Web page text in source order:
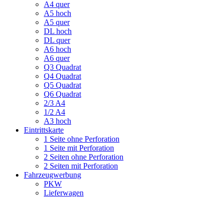
A4 quer
A5 hoch
A5 quer
DL hoch
DL quer
A6 hoch
A6 quer
Q3 Quadrat
Q4 Quadrat
Q5 Quadrat
Q6 Quadrat
2/3 A4
1/2 A4
A3 hoch
Eintrittskarte
1 Seite ohne Perforation
1 Seite mit Perforation
2 Seiten ohne Perforation
2 Seiten mit Perforation
Fahrzeugwerbung
PKW
Lieferwagen